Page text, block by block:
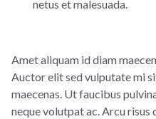
netus et malesuada.
Amet aliquam id diam
Auctor elit sed vulputate mi
maecenas. Ut faucibus
neque volutpat ac. Arcu risus